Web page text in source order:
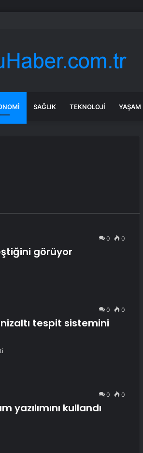
yapay zeka denizaltı tespit sistemini test etti
SAĞLIK TEKNOLOJI YAŞAM
0 0
görüyor
0 0
tespit sistemini
0 0
yazılımını kullandı